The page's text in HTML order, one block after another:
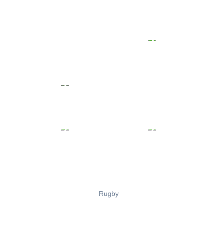
Rugby